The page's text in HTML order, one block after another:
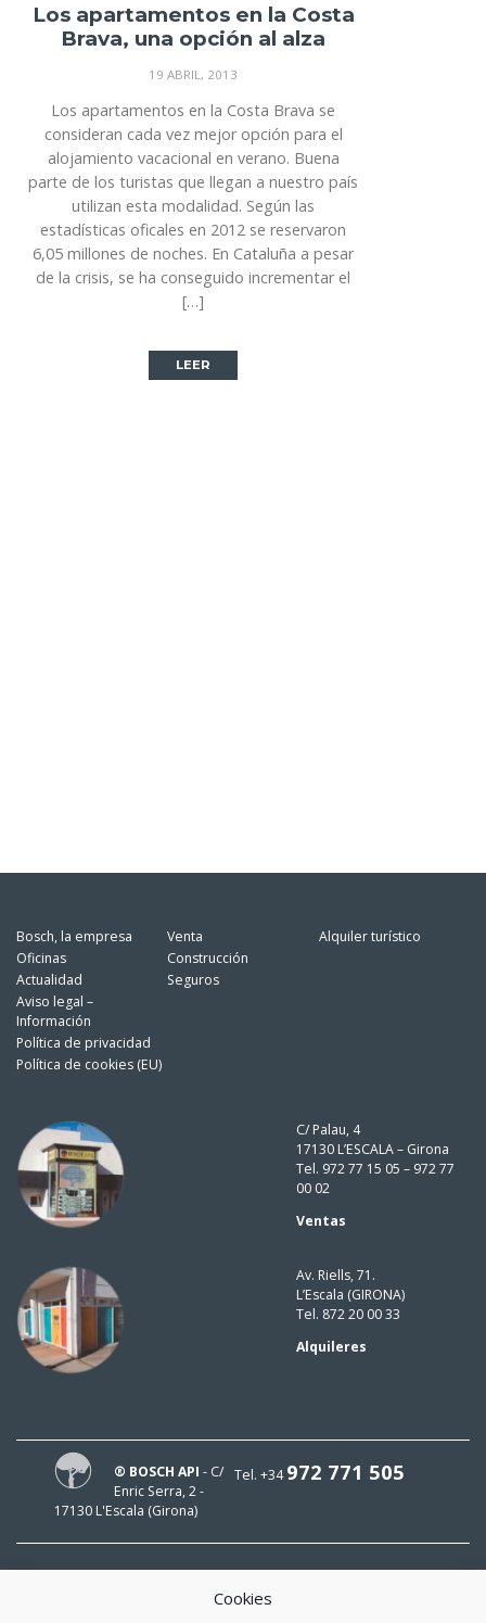
Cookies
Los apartamentos en la Costa
Brava, una opción al alza
19 ABRIL, 2013
Los apartamentos en la Costa Brava se
consideran cada vez mejor opción para el
alojamiento vacacional en verano. Buena
parte de los turistas que llegan a nuestro país
utilizan esta modalidad. Según las
estadísticas oficales en 2012 se reservaron
6,05 millones de noches. En Cataluña a pesar
de la crisis, se ha conseguido incrementar el
[…]
LEER
Bosch, la empresa
Oficinas
Actualidad
Aviso legal –
Información
Política de privacidad
Política de cookies (EU)
Venta
Construcción
Seguros
Alquiler turístico
C/ Palau, 4
17130 L’ESCALA – Girona
Tel. 972 77 15 05 – 972 77
00 02
Ventas
Av. Riells, 71.
L’Escala (GIRONA)
Tel. 872 20 00 33
Alquileres
Tel. +34972 771 505
® BOSCH API - C/
Enric Serra, 2 -
17130 L'Escala (Girona)